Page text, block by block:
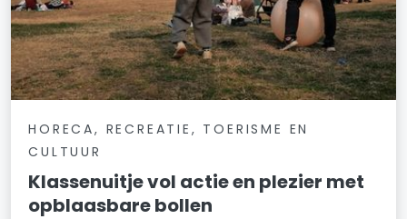
HORECA, RECREATIE, TOERISME EN
CULTUUR
Klassenuitje vol actie en plezier met
opblaasbare bollen